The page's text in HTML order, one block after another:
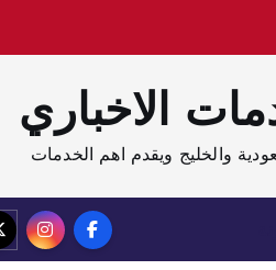
الاخباري
والخليج ويقدم اهم الخدمات